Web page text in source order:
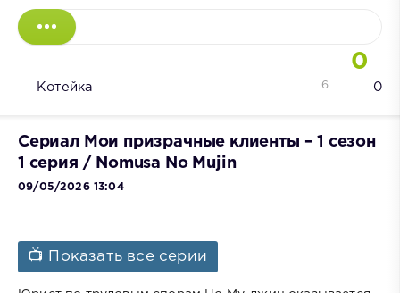
0
Котейка 0
6
Сериал Мои призрачные клиенты – 1 сезон
1 серия / Nomusa No Mujin
09/05/2026 13:04
📺 Показать все серии